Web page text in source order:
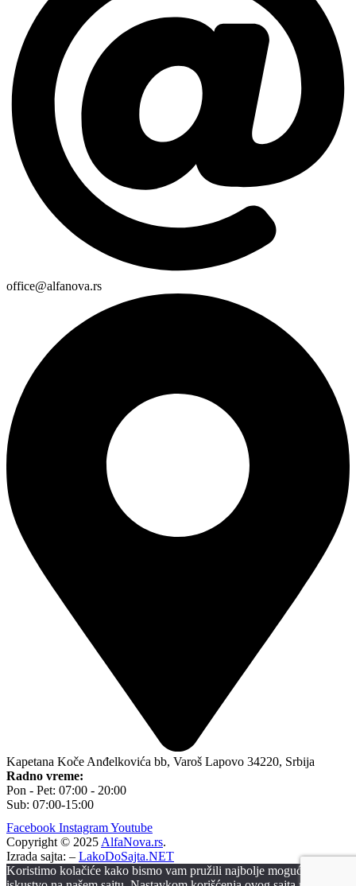
office@alfanova.rs
Kapetana Koče Anđelkovića bb, Varoš Lapovo 34220, Srbija
Radno vreme:
Pon - Pet: 07:00 - 20:00
Sub: 07:00-15:00
Facebook InstagramYoutube
Copyright © 2025 AlfaNova.rs.
Izrada sajta: – LakoDoSajta.NET
Koristimo kolačiće kako bismo vam pružili najbolje moguće